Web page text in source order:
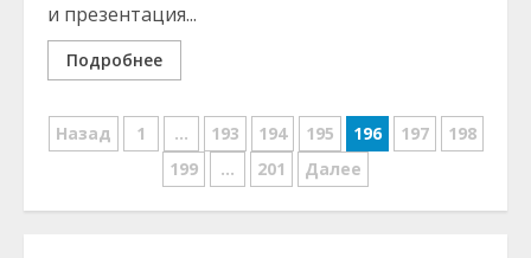
и презентация...
Подробнее
Навигация
записям
Назад 1 … 193 194 195 196 197
198
199
… 201 Далее